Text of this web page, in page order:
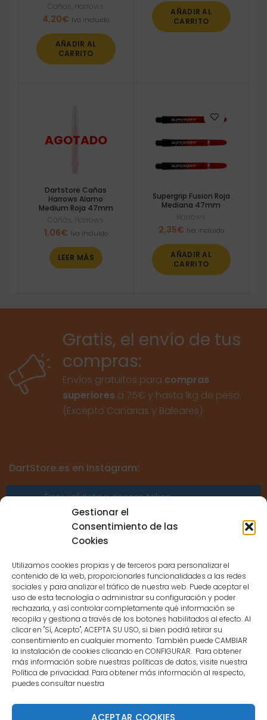
Gestionar el
Consentimiento de las
Cookies
Utilizamos cookies propias y de terceros para personalizar el
contenido de la web, proporcionarles funcionalidades a las redes
sociales y para analizar el tráfico de nuestra web. Puede aceptar el
uso de esta tecnología o administrar su configuración y poder
rechazarla, y así controlar completamente qué información se
recopila y gestiona a través de los botones habilitados al efecto. Al
clicar en "Sí, Acepto", ACEPTA SU USO, si bien podrá retirar su
consentimiento en cualquier momento. También puede CAMBIAR
la instalación de cookies clicando en CONFIGURAR. Para obtener
más información sobre nuestras políticas de datos, visite nuestra
Política de privacidad. Para obtener más información al respecto,
puedes consultar nuestra
ACEPTAR COOKIES
Cañas Harrows
4,20€ Iva incluido
AÑADIR AL
CARRITO
AÑADIR AL
CARRITO
Dartstore Cañas
Harrows Alamo
Medium Roja 47mm
Cañas Harrows
1,06€ Iva incluido
LEER MÁS
Supergrip Fusion Roja
Mediana 47mm
Harrows
2,35€ Iva incluido
AÑADIR AL
CARRITO
Gratis, el envío de tus
compras:
Envíos gratuitos para compras
superiores a 75€ y hasta 1kg de peso.
(Excepto Canarias y Baleares)
DartStore.es en Instagram:
Error validating access token:
Sessions for the user are not allowed
because the user is not a confirmed
CONTACTO
MENÚ PRINCIPAL
MI CUENTA
DOCUMENTACIÓN